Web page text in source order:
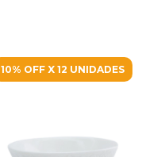
10% OFF X 12 UNIDADES